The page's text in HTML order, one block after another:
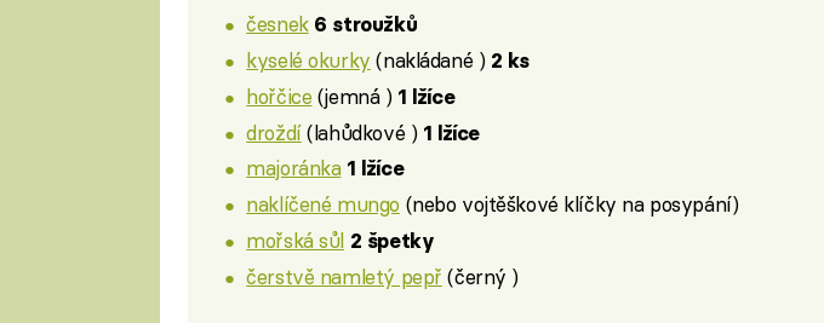
česnek 6 stroužků
kyselé okurky (nakládané ) 2 ks
hořčice (jemná ) 1 lžíce
droždí(lahůdkové ) 1 lžíce
majoránka 1 lžíce
naklíčené mungo (nebo vojtěškové klíčky na posypání)
mořská sůl 2 špetky
čerstvě namletý pepř (černý )